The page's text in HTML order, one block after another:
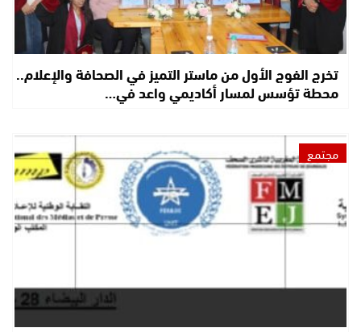
تخرج الفوج الأول من ماستر التميز في الصحافة والإعلام..
محطة تؤسس لمسار أكاديمي واعد في…
مجتمع